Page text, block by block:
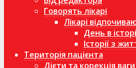
Говорять лікарі
Лікарі
День в
Історії з
Територія пацієнта
Дієти та корекція ваги